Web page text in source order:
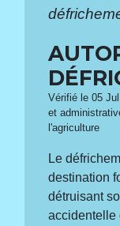
Vérifié le 05
et
l'agriculture
Le
destination
détruisant
accidentelle